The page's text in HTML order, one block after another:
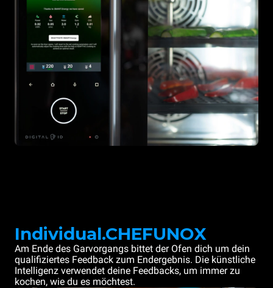
Individual.CHEFUNOX
Am Ende des Garvorgangs bittet der Ofen dich um dein
qualifiziertes Feedback zum Endergebnis. Die künstliche
Intelligenz verwendet deine Feedbacks, um immer zu
kochen, wie du es möchtest.